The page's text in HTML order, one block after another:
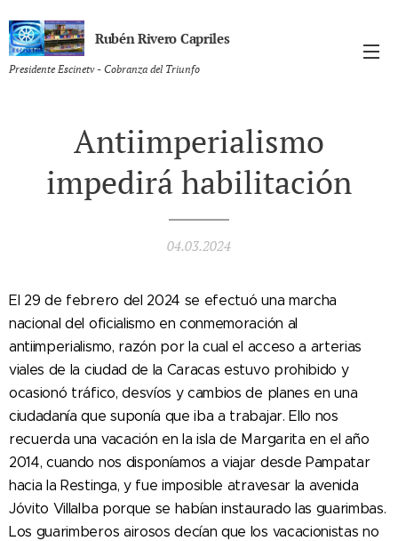
Rubén Rivero Capriles
Presidente Escinetv - Cobranza del Triunfo
Antiimperialismo
impedirá habilitación
04.03.2024
El 29 de febrero del 2024 se efectuó una marcha
nacional del oficialismo en conmemoración al
antiimperialismo, razón por la cual el acceso a arterias
viales de la ciudad de la Caracas estuvo prohibido y
ocasionó tráfico, desvíos y cambios de planes en una
ciudadanía que suponía que iba a trabajar. Ello nos
recuerda una vacación en la isla de Margarita en el año
2014, cuando nos disponíamos a viajar desde Pampatar
hacia la Restinga, y fue imposible atravesar la avenida
Jóvito Villalba porque se habían instaurado las guarimbas.
Los guarimberos airosos decían que los vacacionistas no